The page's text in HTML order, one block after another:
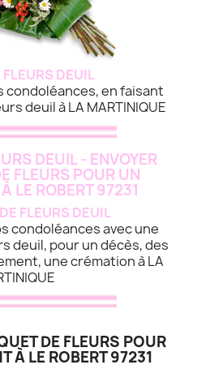
FLEURS DEUIL
condoléances, en faisant
deuil à LA MARTINIQUE
FLEURS DEUIL
condoléances avec une
deuil, pour un décès, des
une crémation à LA
DE FLEURS POUR
À LE ROBERT 97231